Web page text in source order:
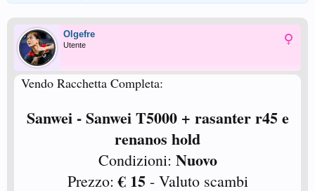
Olgefre
Utente
Vendo Racchetta Completa:
Sanwei - Sanwei T5000 + rasanter r45 e
renanos hold
Condizioni: Nuovo
Prezzo:€ 15- Valuto scambi